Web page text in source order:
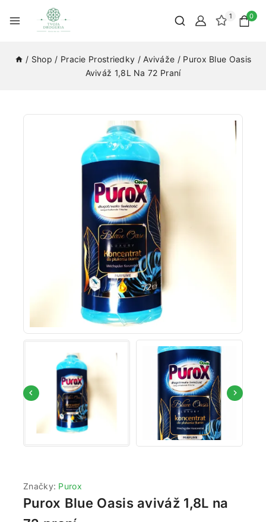
1 0
/ Shop / Pracie Prostriedky / Aviváže / Purox Blue Oasis
Aviváž 1,8L Na 72 Praní
Značky: Purox
Purox Blue Oasis aviváž 1,8L na